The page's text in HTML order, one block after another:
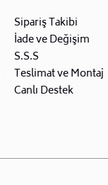
Sipariş Takibi
İade ve Değişim
S.S.S
Teslimat ve Montaj
Canlı Destek